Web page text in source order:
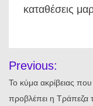
καταθέσεις
άρθρων
Previous:
Το κύμα ακρίβειας που
προβλέπει η Τράπεζα